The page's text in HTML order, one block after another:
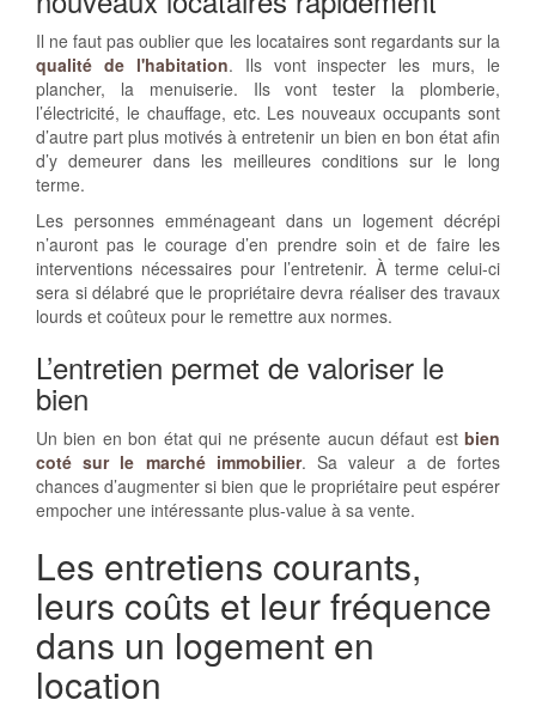
Il ne faut pas oublier que les locataires sont regardants sur la
qualité de l'habitation. Ils vont inspecter les murs, le
plancher, la menuiserie. Ils vont tester la plomberie,
l’électricité, le chauffage, etc. Les nouveaux occupants sont
d’autre part plus motivés à entretenir un bien en bon état afin
d’y demeurer dans les meilleures conditions sur le long
terme.
Les personnes emménageant dans un logement décrépi
n’auront pas le courage d’en prendre soin et de faire les
interventions nécessaires pour l’entretenir. À terme celui-ci
sera si délabré que le propriétaire devra réaliser des travaux
lourds et coûteux pour le remettre aux normes.
L’entretien permet de valoriser le
bien
Un bien en bon état qui ne présente aucun défaut est bien
coté sur le marché immobilier. Sa valeur a de fortes
chances d’augmenter si bien que le propriétaire peut espérer
empocher une intéressante plus-value à sa vente.
Les entretiens courants,
leurs coûts et leur fréquence
dans un logement en
location